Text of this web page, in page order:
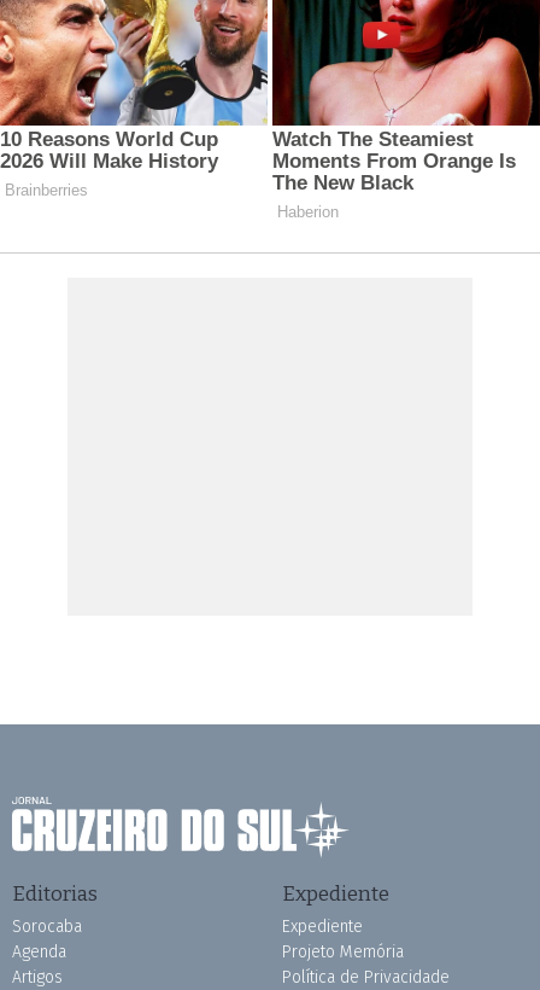
Editorias
Sorocaba
Agenda
Artigos
Expediente
Expediente
Projeto Memória
Política de Privacidade